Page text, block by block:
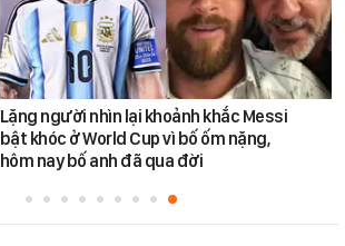
Lặng người nhìn lại khoảnh khắc Messi
bật khóc ở World Cup vì bố ốm nặng,
hôm nay bố anh đã qua đời